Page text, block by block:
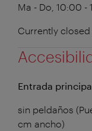
Ma - Do, 10:00 -
Currently
Entrada
sin peldaños
cm ancho)